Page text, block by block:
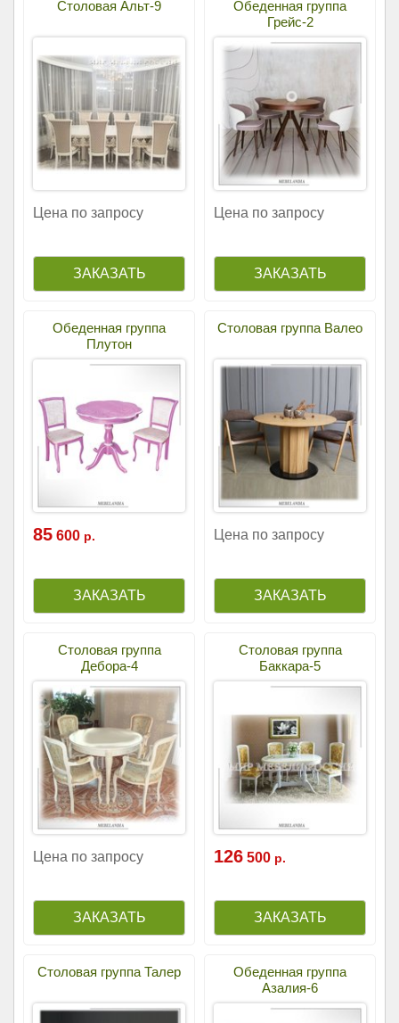
Столовая Альт-9
Цена по запросу
Обеденная группа
Грейс-2
Цена по запросу
Обеденная группа
Плутон
85 600 р.
Столовая группа Валео
Цена по запросу
Столовая группа
Дебора-4
Цена по запросу
Столовая группа
Баккара-5
126 500 р.
Столовая группа Талер
Обеденная группа
Азалия-6